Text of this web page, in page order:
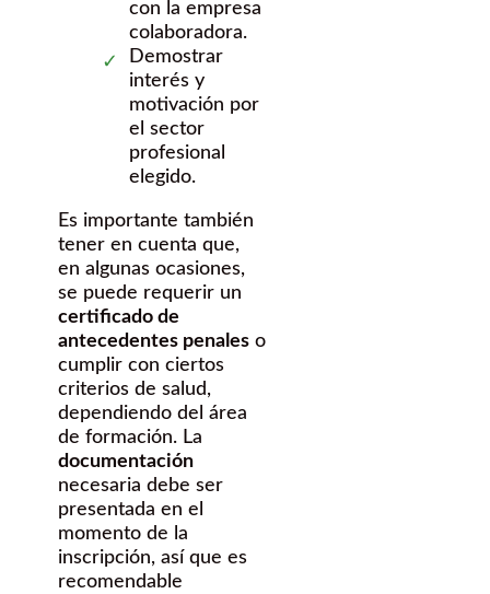
con la empresa
colaboradora.
Demostrar
interés y
motivación por
el sector
profesional
elegido.
Es importante también
tener en cuenta que,
en algunas ocasiones,
se puede requerir un
certificado de
antecedentes penales o
cumplir con ciertos
criterios de salud,
dependiendo del área
de formación. La
documentación
necesaria debe ser
presentada en el
momento de la
inscripción, así que es
recomendable